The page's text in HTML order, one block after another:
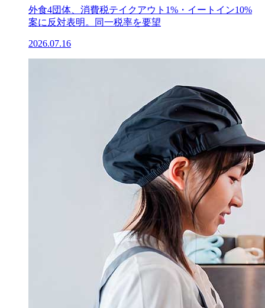
外食4団体、消費税テイクアウト1%・イートイン10%
案に反対表明。同一税率を要望
2026.07.16